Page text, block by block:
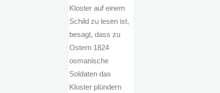
Kloster auf einem
Schild zu lesen ist,
besagt, dass zu
Ostern 1824
osmanische
Soldaten das
Kloster plündern